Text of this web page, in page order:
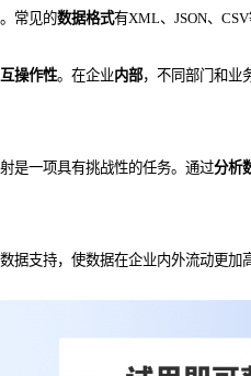
常见的数据格式有XML、JSON、
互操作性。在企业内部，不同部门和业
是一项具有挑战性的任务。通过分析
支持，使数据在企业内外流动更